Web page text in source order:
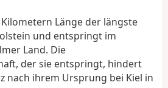
n
Länge der längste
und entspringt im
Land. Die
der sie entspringt, hindert
nach ihrem Ursprung bei Kiel in